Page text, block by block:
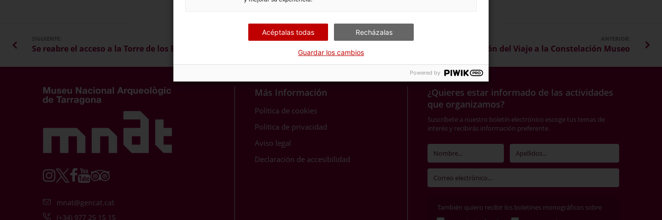
SIGUIENTE:
Se reabre el acceso a la Torre de los Escipiones
ANTERIOR:
8a edición del Viaje a la Constelación Museo
mnat@gencat.cat
(+34) 977 25 15 15
Más Información
Política de cookies
Política de privacidad
Aviso legal
Declaración de accesibilidad
¿Quieres estar informado de las actividades
que organizamos?
Suscríbete a nuestro boletín electrónico escoge tus temas de
interés y recibirás información preferente.
También quiero recibir los boletines monográficos sobre
Acéptalas todas Recházalas
Guardar los cambios
Powered by